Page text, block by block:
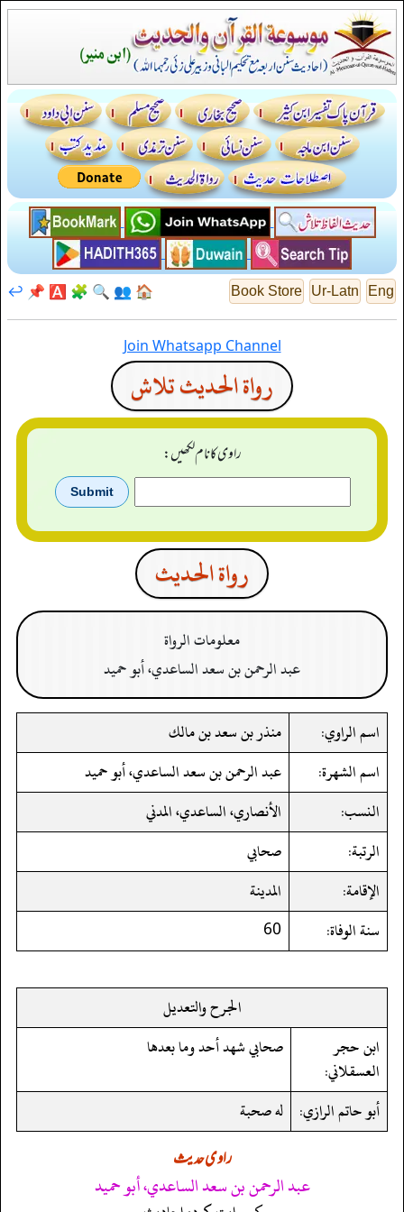
Eng
Ur-Latn
Book Store
🏠
👥
🔍
🧩
🅰️
📌
↩️
Join Whatsapp Channel
رواة الحديث تلاش
راوی کا نام لکھیں:
رواة الحدیث
معلومات الرواة
عبد الرحمن بن سعد الساعدي، أبو حميد
اسم الراوي:
منذر بن سعد بن مالك
اسم الشهرة:
عبد الرحمن بن سعد الساعدي، أبو حميد
النسب:
الأنصاري، الساعدي، المدني
الرتبة:
صحابي
الإقامة:
المدينة
سنة الوفاة:
60
الجرح والتعديل
ابن حجر
العسقلاني:
صحابي شهد أحد وما بعدها
أبو حاتم الرازي: له صحبة
راوی حدیث
عبد الرحمن بن سعد الساعدي، أبو حميد